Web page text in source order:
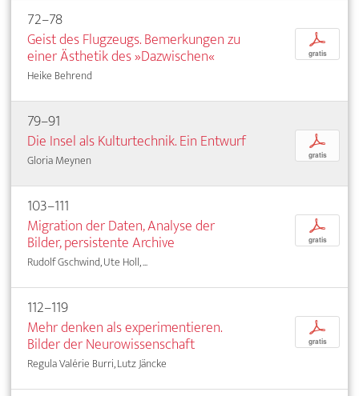
72–78
Geist des Flugzeugs. Bemerkungen zu
einer Ästhetik des »Dazwischen«
Heike Behrend
p
gratis
79–91
Die Insel als Kulturtechnik. Ein Entwurf
Gloria Meynen
p
gratis
103–111
Migration der Daten, Analyse der
Bilder, persistente Archive
Rudolf Gschwind, Ute Holl, ...
p
gratis
112–119
Mehr denken als experimentieren.
Bilder der Neurowissenschaft
Regula Valérie Burri, Lutz Jäncke
p
gratis